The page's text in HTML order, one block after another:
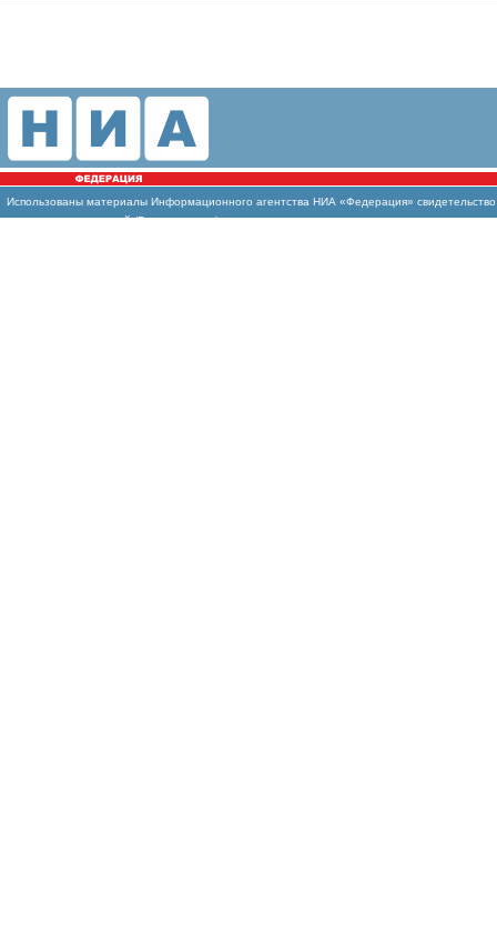
Использованы материалы Информационного агентства НИА «Федерация»
массовых коммуникаций (Роскомнадзор)